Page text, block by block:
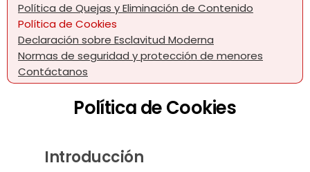
Política de Quejas y Eliminación de Contenido
Política de Cookies
Declaración sobre Esclavitud Moderna
Normas de seguridad y protección de menores
Contáctanos
Política de Cookies
Introducción